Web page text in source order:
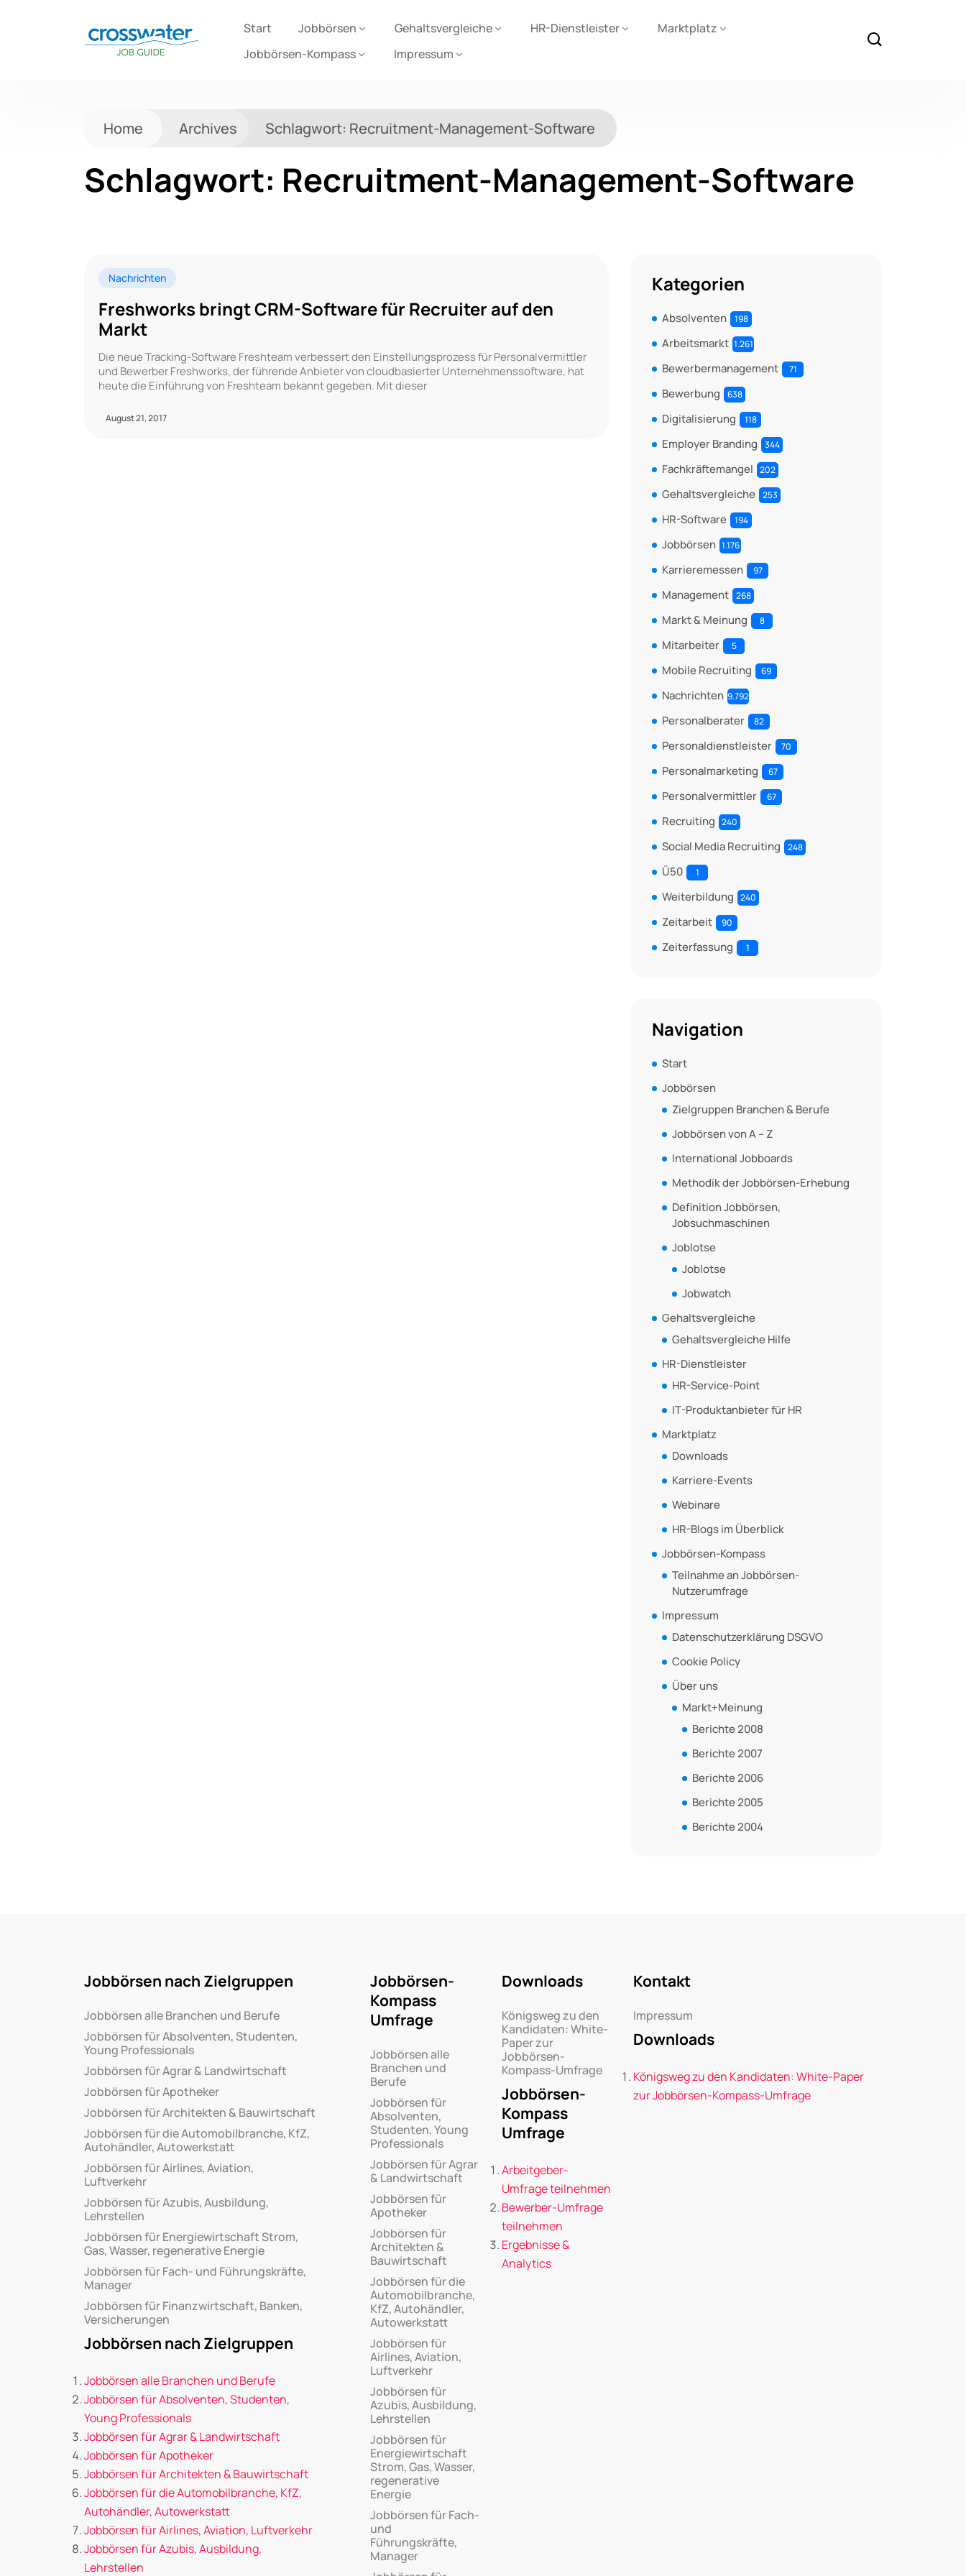
Start Jobbörsen Gehaltsvergleiche HR-Dienstleister
Marktplatz
Jobbörsen-Kompass
Impressum
Home Archives Schlagwort: Recruitment-Management-Software
Schlagwort: Recruitment-Management-Software
Nachrichten
Freshworks bringt CRM-Software für Recruiter auf den
Markt
Die neue Tracking-Software Freshteam verbessert den Einstellungsprozess für Personalvermittler
und Bewerber Freshworks, der führende Anbieter von cloudbasierter Unternehmenssoftware, hat
heute die Einführung von Freshteam bekannt gegeben. Mit dieser
August 21, 2017
Kategorien
Absolventen 198
Arbeitsmarkt 1.261
Bewerbermanagement 71
Bewerbung 638
Digitalisierung 118
Employer Branding 344
Fachkräftemangel 202
Gehaltsvergleiche 253
HR-Software 194
Jobbörsen 1.176
Karrieremessen 97
Management 268
Markt & Meinung 8
Mitarbeiter 5
Mobile Recruiting 69
Nachrichten 9.792
Personalberater 82
Personaldienstleister 70
Personalmarketing 67
Personalvermittler 67
Recruiting 240
Social Media Recruiting 248
Ü50 1
Weiterbildung 240
Zeitarbeit 90
Zeiterfassung 1
Navigation
Start
Jobbörsen
Zielgruppen Branchen & Berufe
Jobbörsen von A – Z
International Jobboards
Methodik der Jobbörsen-Erhebung
Definition Jobbörsen,
Jobsuchmaschinen
Joblotse
Joblotse
Jobwatch
Gehaltsvergleiche
Gehaltsvergleiche Hilfe
HR-Dienstleister
HR-Service-Point
IT-Produktanbieter für HR
Marktplatz
Downloads
Karriere-Events
Webinare
HR-Blogs im Überblick
Jobbörsen-Kompass
Teilnahme an Jobbörsen-
Nutzerumfrage
Impressum
Datenschutzerklärung DSGVO
Cookie Policy
Über uns
Markt+Meinung
Berichte 2008
Berichte 2007
Berichte 2006
Berichte 2005
Berichte 2004
Jobbörsen nach Zielgruppen
Jobbörsen alle Branchen und Berufe
Jobbörsen für Absolventen, Studenten,
Young Professionals
Jobbörsen für Agrar & Landwirtschaft
Jobbörsen für Apotheker
Jobbörsen für Architekten & Bauwirtschaft
Jobbörsen für die Automobilbranche, KfZ,
Autohändler, Autowerkstatt
Jobbörsen für Airlines, Aviation,
Luftverkehr
Jobbörsen für Azubis, Ausbildung,
Lehrstellen
Jobbörsen für Energiewirtschaft Strom,
Gas, Wasser, regenerative Energie
Jobbörsen für Fach- und Führungskräfte,
Manager
Jobbörsen für Finanzwirtschaft, Banken,
Versicherungen
Jobbörsen nach Zielgruppen
Jobbörsen alle Branchen und Berufe
Jobbörsen für Absolventen, Studenten,
Young Professionals
Jobbörsen für Agrar & Landwirtschaft
Jobbörsen für Apotheker
Jobbörsen für Architekten & Bauwirtschaft
Jobbörsen für die Automobilbranche, KfZ,
Autohändler, Autowerkstatt
Jobbörsen für Airlines, Aviation, Luftverkehr
Jobbörsen für Azubis, Ausbildung,
Lehrstellen
Jobbörsen-
Kompass
Umfrage
Jobbörsen alle
Branchen und
Berufe
Jobbörsen für
Absolventen,
Studenten, Young
Professionals
Jobbörsen für Agrar
& Landwirtschaft
Jobbörsen für
Apotheker
Jobbörsen für
Architekten &
Bauwirtschaft
Jobbörsen für die
Automobilbranche,
KfZ, Autohändler,
Autowerkstatt
Jobbörsen für
Airlines, Aviation,
Luftverkehr
Jobbörsen für
Azubis, Ausbildung,
Lehrstellen
Jobbörsen für
Energiewirtschaft
Strom, Gas, Wasser,
regenerative
Energie
Jobbörsen für Fach-
und
Führungskräfte,
Manager
Downloads
Königsweg zu den
Kandidaten: White-
Paper zur
Jobbörsen-
Kompass-Umfrage
Jobbörsen-
Kompass
Umfrage
Arbeitgeber-
Umfrage teilnehmen
Bewerber-Umfrage
teilnehmen
Ergebnisse &
Analytics
Kontakt
Impressum
Downloads
Königsweg zu den Kandidaten: White-Paper
zur Jobbörsen-Kompass-Umfrage